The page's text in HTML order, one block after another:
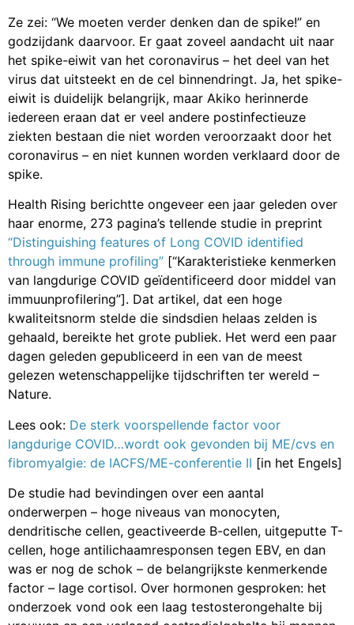
Ze zei: “We moeten verder denken dan de spike!” en
godzijdank daarvoor. Er gaat zoveel aandacht uit naar
het spike-eiwit van het coronavirus – het deel van het
virus dat uitsteekt en de cel binnendringt. Ja, het spike-
eiwit is duidelijk belangrijk, maar Akiko herinnerde
iedereen eraan dat er veel andere postinfectieuze
ziekten bestaan die niet worden veroorzaakt door het
coronavirus – en niet kunnen worden verklaard door de
spike.
Health Rising berichtte ongeveer een jaar geleden over
haar enorme, 273 pagina’s tellende studie in preprint
“Distinguishing features of Long COVID identified
through immune profiling” [“Karakteristieke kenmerken
van langdurige COVID geïdentificeerd door middel van
immuunprofilering”]. Dat artikel, dat een hoge
kwaliteitsnorm stelde die sindsdien helaas zelden is
gehaald, bereikte het grote publiek. Het werd een paar
dagen geleden gepubliceerd in een van de meest
gelezen wetenschappelijke tijdschriften ter wereld –
Nature.
Lees ook: De sterk voorspellende factor voor
langdurige COVID…wordt ook gevonden bij ME/cvs en
fibromyalgie: de IACFS/ME-conferentie II [in het Engels]
De studie had bevindingen over een aantal
onderwerpen – hoge niveaus van monocyten,
dendritische cellen, geactiveerde B-cellen, uitgeputte T-
cellen, hoge antilichaamresponsen tegen EBV, en dan
was er nog de schok – de belangrijkste kenmerkende
factor – lage cortisol. Over hormonen gesproken: het
onderzoek vond ook een laag testosterongehalte bij